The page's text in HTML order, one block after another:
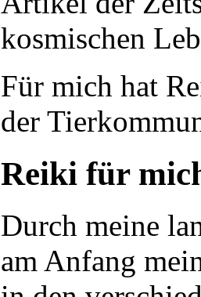
kosmischen
Für mich hat
der
Reiki für
Durch meine
am Anfang